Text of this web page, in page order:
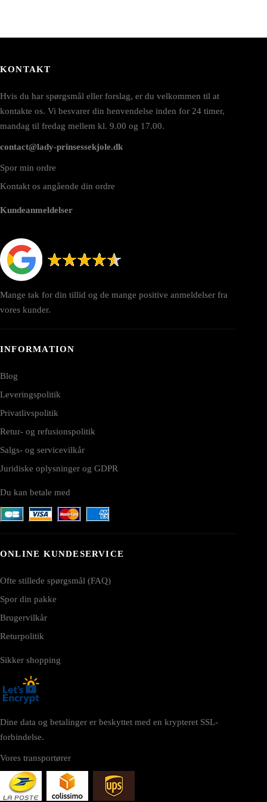
KONTAKT
Hvis du har spørgsmål eller forslag, er du velkommen til at
kontakte os. Vi besvarer din henvendelse inden for 24 timer,
mandag til fredag mellem kl. 9.00 og 17.00.
contact@lady-prinsessekjole.dk
Spor min ordre
Kontakt os angående din ordre
Kundeanmeldelser
Mange tak for din tillid og de mange positive anmeldelser fra
vores kunder.
INFORMATION
Blog
Leveringspolitik
Privatlivspolitik
Retur- og refusionspolitik
Salgs- og servicevilkår
Juridiske oplysninger og GDPR
Du kan betale med
ONLINE KUNDESERVICE
Ofte stillede spørgsmål (FAQ)
Spor din pakke
Brugervilkår
Returpolitik
Sikker shopping
Dine data og betalinger er beskyttet med en krypteret SSL-
forbindelse.
Vores transportører